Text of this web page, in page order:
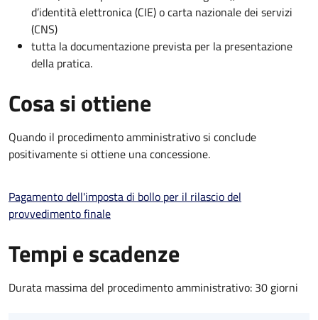
d’identità elettronica (CIE) o carta nazionale dei servizi
(CNS)
tutta la documentazione prevista per la presentazione
della pratica.
Cosa si ottiene
Quando il procedimento amministrativo si conclude
positivamente si ottiene una concessione.
Pagamento dell'imposta di bollo per il rilascio del
provvedimento finale
Tempi e scadenze
Durata massima del procedimento amministrativo: 30 giorni